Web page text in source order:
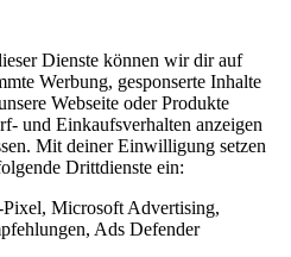
Dienste können wir dir auf
Werbung, gesponserte Inhalte
Webseite oder Produkte
und Einkaufsverhalten anzeigen
Mit deiner Einwilligung setzen
Drittdienste ein:
Microsoft Advertising,
Ads Defender